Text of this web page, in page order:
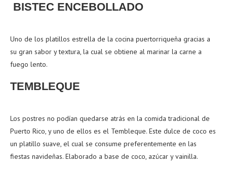
BISTEC ENCEBOLLADO
Uno de los platillos estrella de la cocina puertorriqueña gracias a
su gran sabor y textura, la cual se obtiene al marinar la carne a
fuego lento.
TEMBLEQUE
Los postres no podían quedarse atrás en la comida tradicional de
Puerto Rico, y uno de ellos es el Tembleque. Este dulce de coco es
un platillo suave, el cual se consume preferentemente en las
fiestas navideñas. Elaborado a base de coco, azúcar y vainilla.